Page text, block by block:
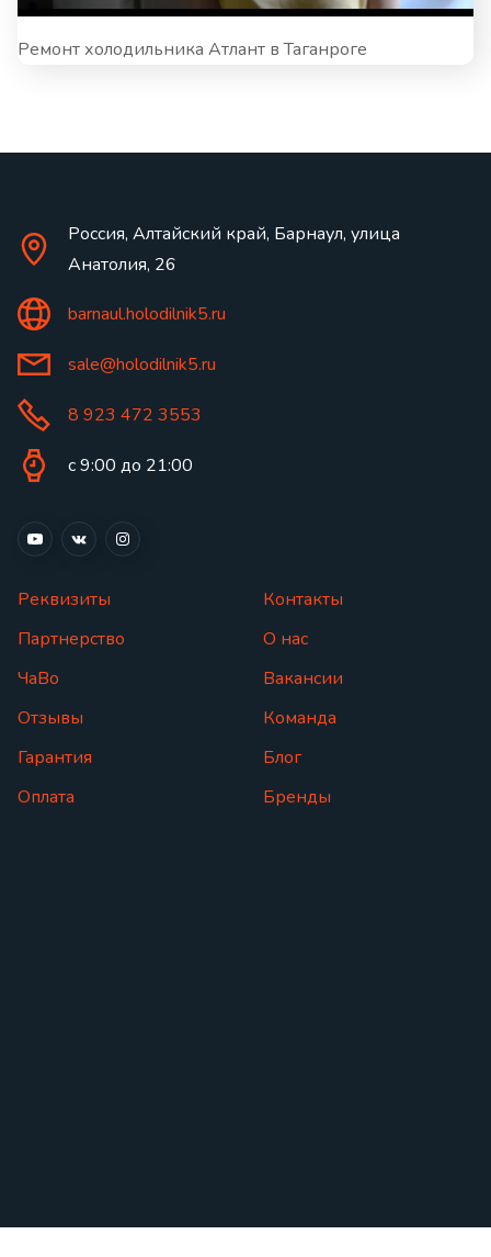
Ремонт холодильника Атлант в Таганроге
Россия, Алтайский край, Барнаул, улица
Анатолия, 26
barnaul.holodilnik5.ru
sale@holodilnik5.ru
8 923 472 3553
с 9:00 до 21:00
Реквизиты
Партнерство
ЧаВо
Отзывы
Гарантия
Оплата
Контакты
О нас
Вакансии
Команда
Блог
Бренды